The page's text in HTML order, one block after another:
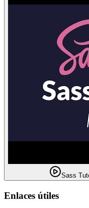
Sass
Enlaces útiles